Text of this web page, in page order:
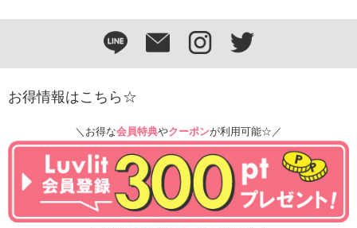
お得情報はこちら☆
＼お得な会員特典やクーポンが利用可能☆／